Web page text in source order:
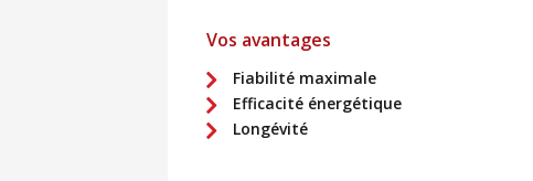
Vos avantages
Fiabilité maximale
Efficacité énergétique
Longévité